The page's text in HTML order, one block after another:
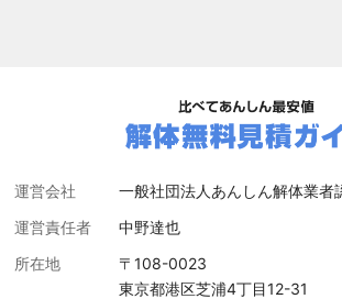
運営会社
一般社団法人あんしん解体業者
運営責任者
中野達也
所在地
〒108-0023
東京都港区芝浦4丁目12-31